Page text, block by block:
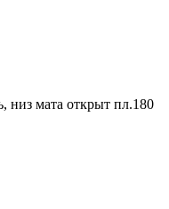
низ мата открыт пл.180